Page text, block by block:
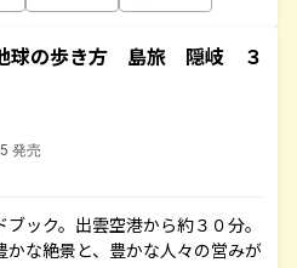
球の歩き方 島旅 隠岐 ３
発売
ック。出雲空港から約３０分。
な絶景と、豊かな人々の営みが